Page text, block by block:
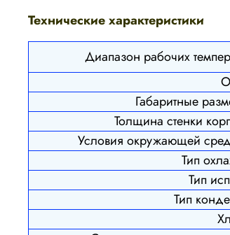
Технические характеристики
Диапазон рабочих
Габаритные
Толщина стенки
Условия окружающей
Тип
Тип
Тип